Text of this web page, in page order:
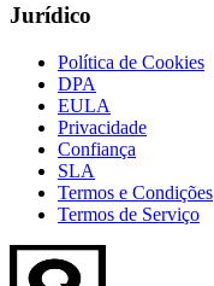
Jurídico
Política de Cookies
DPA
EULA
Privacidade
Confiança
SLA
Termos e Condições
Termos de Serviço